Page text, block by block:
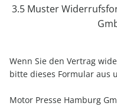
3.5 Muster
Wenn Sie den Vertrag
bitte dieses Formular aus
Motor Presse Hamburg